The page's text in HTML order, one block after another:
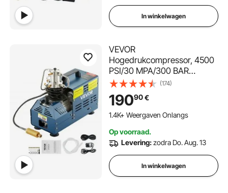
In winkelwagen
VEVOR
Hogedrukcompressor, 4500
PSI/30 MPA/300 BAR
Hogedrukluchtcompressor,
1800 W 220 V Handmatige
stop Luchtbukscompressor
Geschikt voor Paintball
Luchtpistool, Duikfles
(174)
19090€
1.4K+ Weergaven Onlangs
Op voorraad.
Levering:zodra Do. Aug. 13
In winkelwagen